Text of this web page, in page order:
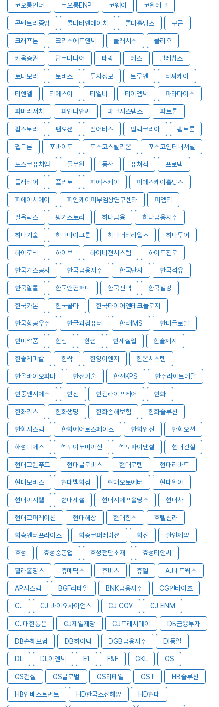
코오롱인더 코오롱ENP 코웨이 코윈테크
콘텐트리중앙 콜마비앤에이치 콜마홀딩스 쿠콘
크래프톤 크리스에프앤씨 클래시스 클리오
키움증권 탑코미디어 태광 테스 텔레칩스
토니모리 토비스 투자정보 트루엔 티씨케이
티앤엘 티에스이 티엘비 티이엠씨 파라다이스
파마리서치 파인디앤씨 파크시스템스 파트론
팜스토리 팬오션 펄어비스 펌텍코리아 펨트론
펩트론 포바이포 포스코스틸리온 포스코인터내셔널
포스코퓨처엠 풀무원 풍산 퓨쳐켐 프로텍
플래티어 플리토 피에스케이 피에스케이홀딩스
피에이치에이 피엔케이피부임상연구센타 피엠티
필옵틱스 핑거스토리 하나금융 하나금융지주
하나기술 하나마이크론 하나머티리얼즈 하나투어
하이로닉 하이브 하이비젼시스템 하이트진로
한국가스공사 한국금융지주 한국단자 한국석유
한국알콜 한국앤컴퍼니 한국전력 한국철강
한국카본 한국콜마 한국타이어앤테크놀로지
한국항공우주 한글과컴퓨터 한라IMS 한미글로벌
한미약품 한샘 한섬 한세실업 한솔제지
한솔케미칼 한싹 한양이엔지 한온시스템
한올바이오파마 한전기술 한전KPS 한주라이트메탈
한중엔시에스 한진 한컴라이프케어 한화
한화리츠 한화생명 한화손해보험 한화솔루션
한화시스템 한화에어로스페이스 한화엔진 한화오션
해성디에스 헥토이노베이션 헥토파이낸셜 현대건설
현대그린푸드 현대글로비스 현대로템 현대리바트
현대모비스 현대백화점 현대오토에버 현대위아
현대이지웰 현대제철 현대지에프홀딩스 현대차
현대코퍼레이션 현대해상 현대힘스 호텔신라
화승엔터프라이즈 화승코퍼레이션 화신 환인제약
효성 효성중공업 효성첨단소재 효성티앤씨
휠라홀딩스 휴메딕스 휴비츠 휴젤 AJ네트웍스
AP시스템 BGF리테일 BNK금융지주 CG인바이츠
CJ CJ 바이오사이언스 CJ CGV CJ ENM
CJ대한통운 CJ제일제당 CJ프레시웨이 DB금융투자
DB손해보험 DB하이텍 DGB금융지주 DI동일
DL DL이앤씨 E1 F&F GKL GS
GS건설 GS글로벌 GS리테일 GST HB솔루션
HB인베스트먼트 HD한국조선해양 HD현대